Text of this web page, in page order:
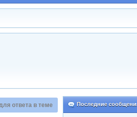
Последние
ответа в теме